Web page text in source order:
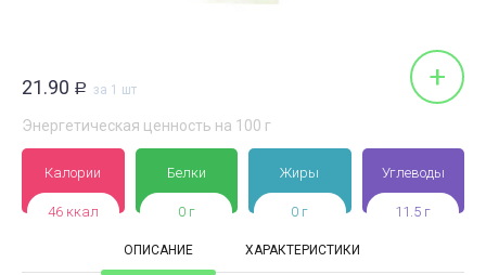
21.90 Р за 1 шт +
Энергетическая ценность на 100 г
Калории
46 ккал
Белки
0 г
Жиры
0 г
Углеводы
11.5 г
ОПИСАНИЕ ХАРАКТЕРИСТИКИ